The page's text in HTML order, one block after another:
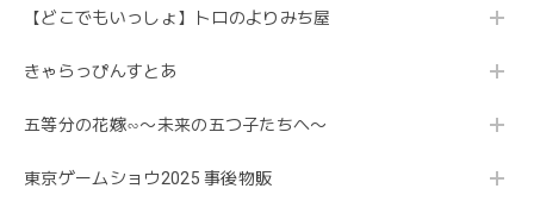
【どこでもいっしょ】トロのよりみち屋
きゃらっぴんすとあ
五等分の花嫁∽〜未来の五つ子たちへ〜
東京ゲームショウ2025 事後物販